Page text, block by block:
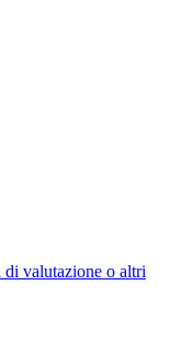
valutazione o altri